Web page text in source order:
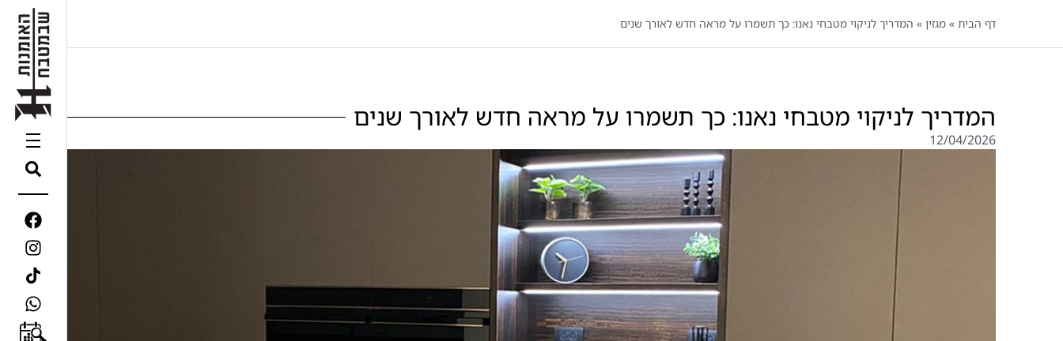
דף הבית » מגזין » המדריך לניקוי מטבחי נאנו: כך תשמרו על מראה חדש לאורך שנים
המדריך לניקוי מטבחי נאנו: כך תשמרו על מראה חדש לאורך שנים
12/04/2026